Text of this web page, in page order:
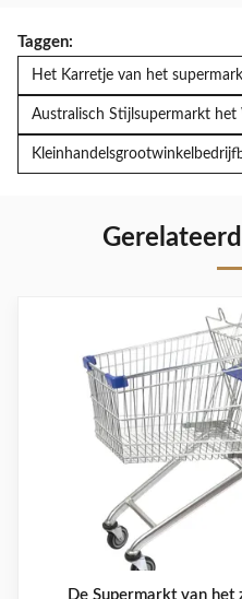
Taggen:
Het Karretje van het
Australisch Stijlsupermarkt het
De Supermarkt van het